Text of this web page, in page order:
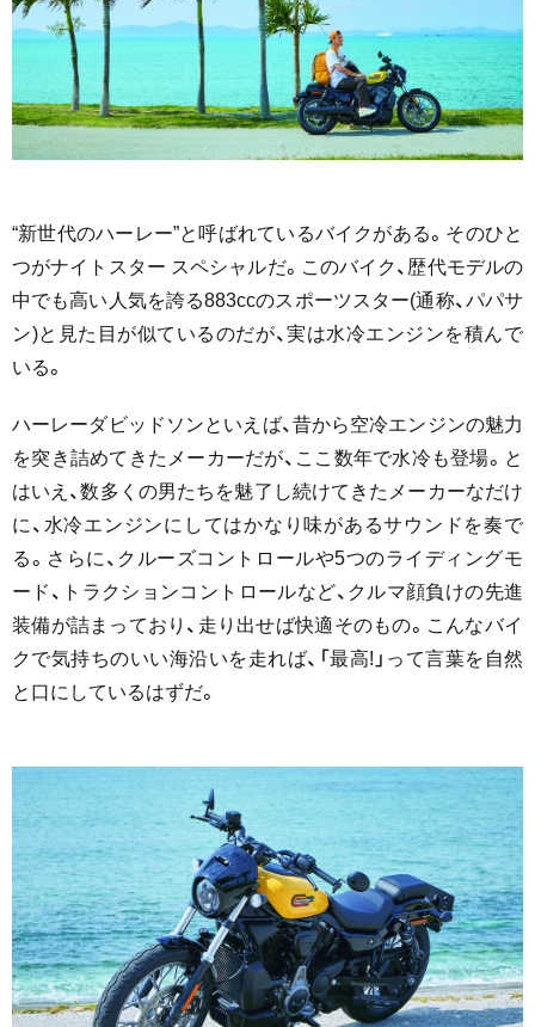
“新世代のハーレー”と呼ばれているバイクがある。そのひと
つがナイトスター スペシャルだ。このバイク、歴代モデルの
中でも高い人気を誇る883ccのスポーツスター(通称、パパサ
ン)と見た目が似ているのだが、実は水冷エンジンを積んで
いる。
ハーレーダビッドソンといえば、昔から空冷エンジンの魅力
を突き詰めてきたメーカーだが、ここ数年で水冷も登場。と
はいえ、数多くの男たちを魅了し続けてきたメーカーなだけ
に、水冷エンジンにしてはかなり味があるサウンドを奏で
る。さらに、クルーズコントロールや5つのライディングモ
ード、トラクションコントロールなど、クルマ顔負けの先進
装備が詰まっており、走り出せば快適そのもの。こんなバイ
クで気持ちのいい海沿いを走れば、「最高!」って言葉を自然
と口にしているはずだ。